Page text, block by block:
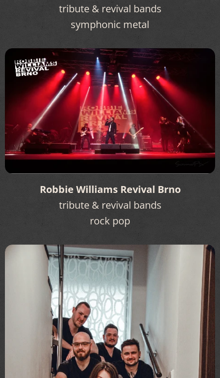
tribute & revival bands
symphonic metal
Robbie Williams Revival Brno
tribute & revival bands
rock pop